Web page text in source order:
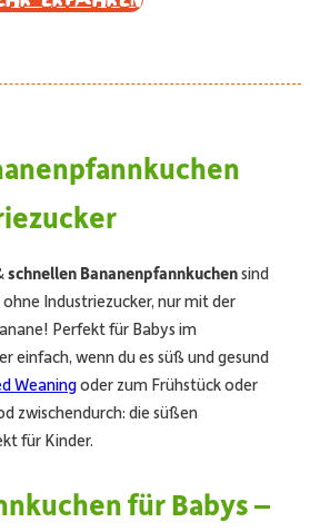
schnellen Bananenpfannkuchensind
Industriezucker, nur mit der
Perfekt für Babys im
einfach, wenn du es süß und gesund
Weaningoder zum Frühstück oder
zwischendurch: die süßen
für Kinder.
für Babys –